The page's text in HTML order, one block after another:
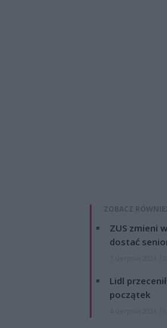
ZOBACZ
ZUS zmieni
dostać
Lidl
początek